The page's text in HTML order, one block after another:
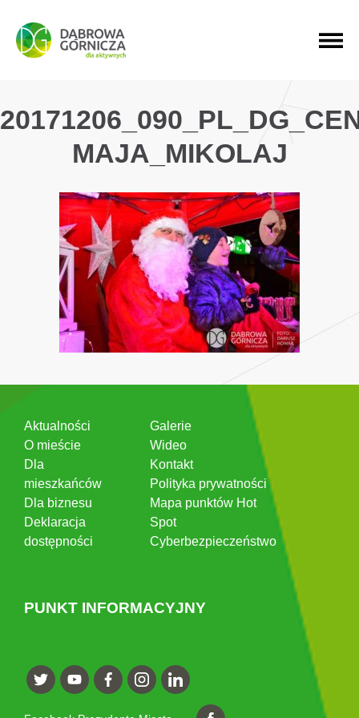
PRZEJDŹ DO MENU GŁÓWNEGO
PRZEJDŹ DO WYSZUKIWARKI
PRZEJDŹ DO TREŚCI
MAJA_MIKOLAJ
Aktualności
O mieście
Dla
mieszkańców
Dla biznesu
Deklaracja
dostępności
Galerie
Wideo
Kontakt
Polityka prywatności
Mapa punktów Hot
Spot
Cyberbezpieczeństwo
PUNKT INFORMACYJNY